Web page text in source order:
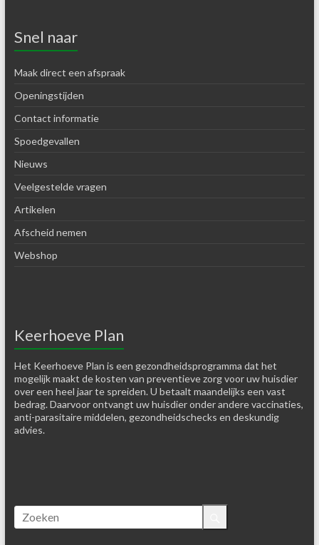
Snel naar
Maak direct een afspraak
Openingstijden
Contact informatie
Spoedgevallen
Nieuws
Veelgestelde vragen
Artikelen
Afscheid nemen
Webshop
Keerhoeve Plan
Het Keerhoeve Plan is een gezondheidsprogramma dat het
mogelijk maakt de kosten van preventieve zorg voor uw huisdier
over een heel jaar te spreiden. U betaalt maandelijks een vast
bedrag. Daarvoor ontvangt uw huisdier onder andere vaccinaties,
anti-parasitaire middelen, gezondheidschecks en deskundig
advies.